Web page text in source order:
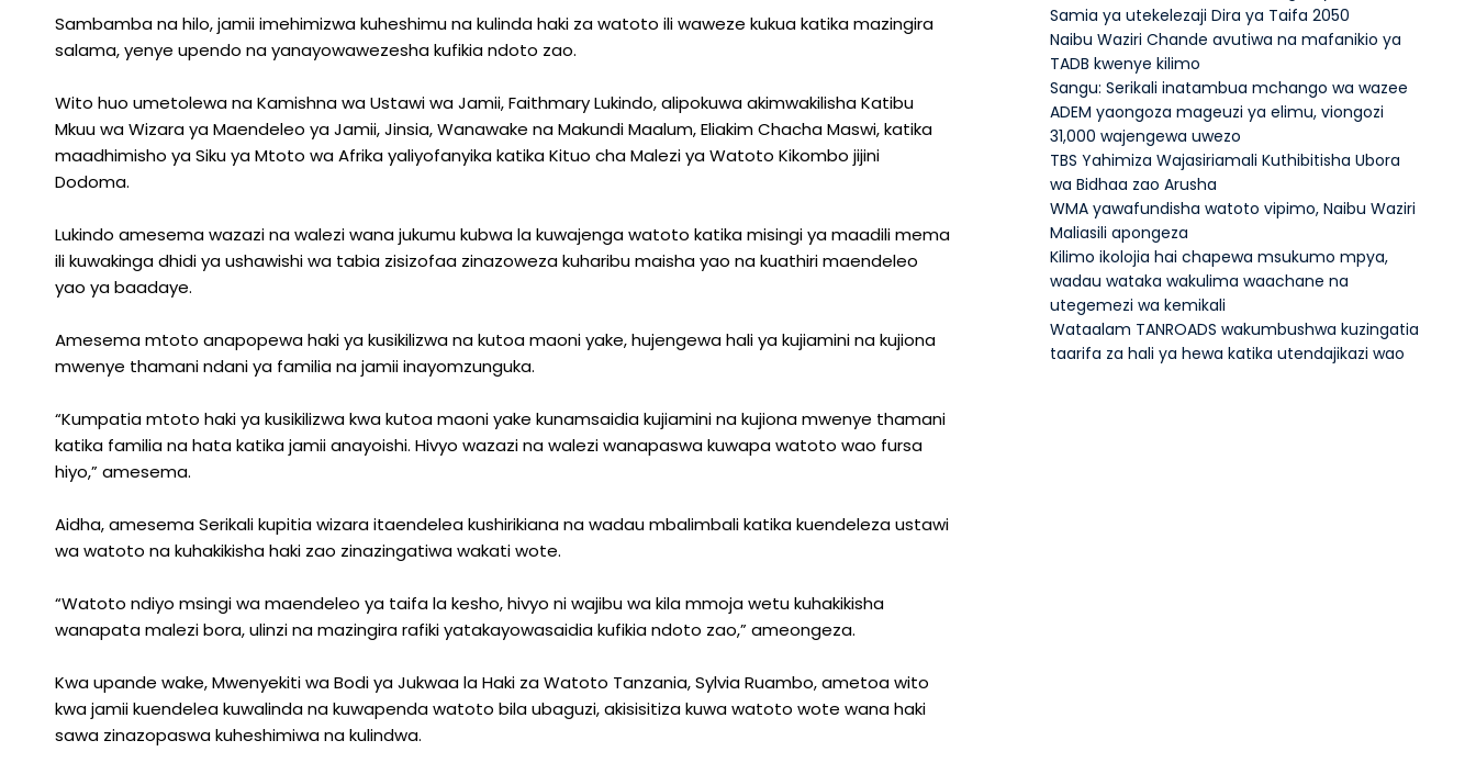
Sambamba na hilo, jamii imehimizwa kuheshimu na kulinda haki za watoto ili waweze kukua katika mazingira
salama, yenye upendo na yanayowawezesha kufikia ndoto zao.
Wito huo umetolewa na Kamishna wa Ustawi wa Jamii, Faithmary Lukindo, alipokuwa akimwakilisha Katibu
Mkuu wa Wizara ya Maendeleo ya Jamii, Jinsia, Wanawake na Makundi Maalum, Eliakim Chacha Maswi, katika
maadhimisho ya Siku ya Mtoto wa Afrika yaliyofanyika katika Kituo cha Malezi ya Watoto Kikombo jijini
Dodoma.
Lukindo amesema wazazi na walezi wana jukumu kubwa la kuwajenga watoto katika misingi ya maadili mema
ili kuwakinga dhidi ya ushawishi wa tabia zisizofaa zinazoweza kuharibu maisha yao na kuathiri maendeleo
yao ya baadaye.
Amesema mtoto anapopewa haki ya kusikilizwa na kutoa maoni yake, hujengewa hali ya kujiamini na kujiona
mwenye thamani ndani ya familia na jamii inayomzunguka.
“Kumpatia mtoto haki ya kusikilizwa kwa kutoa maoni yake kunamsaidia kujiamini na kujiona mwenye thamani
katika familia na hata katika jamii anayoishi. Hivyo wazazi na walezi wanapaswa kuwapa watoto wao fursa
hiyo,” amesema.
Aidha, amesema Serikali kupitia wizara itaendelea kushirikiana na wadau mbalimbali katika kuendeleza ustawi
wa watoto na kuhakikisha haki zao zinazingatiwa wakati wote.
“Watoto ndiyo msingi wa maendeleo ya taifa la kesho, hivyo ni wajibu wa kila mmoja wetu kuhakikisha
wanapata malezi bora, ulinzi na mazingira rafiki yatakayowasaidia kufikia ndoto zao,” ameongeza.
Kwa upande wake, Mwenyekiti wa Bodi ya Jukwaa la Haki za Watoto Tanzania, Sylvia Ruambo, ametoa wito
kwa jamii kuendelea kuwalinda na kuwapenda watoto bila ubaguzi, akisisitiza kuwa watoto wote wana haki
sawa zinazopaswa kuheshimiwa na kulindwa.
Samia ya utekelezaji Dira ya Taifa 2050
Naibu Waziri Chande avutiwa na mafanikio ya
TADB kwenye kilimo
Sangu: Serikali inatambua mchango wa wazee
ADEM yaongoza mageuzi ya elimu, viongozi
31,000 wajengewa uwezo
TBS Yahimiza Wajasiriamali Kuthibitisha Ubora
wa Bidhaa zao Arusha
WMA yawafundisha watoto vipimo, Naibu Waziri
Maliasili apongeza
Kilimo ikolojia hai chapewa msukumo mpya,
wadau wataka wakulima waachane na
utegemezi wa kemikali
Wataalam TANROADS wakumbushwa kuzingatia
taarifa za hali ya hewa katika utendajikazi wao